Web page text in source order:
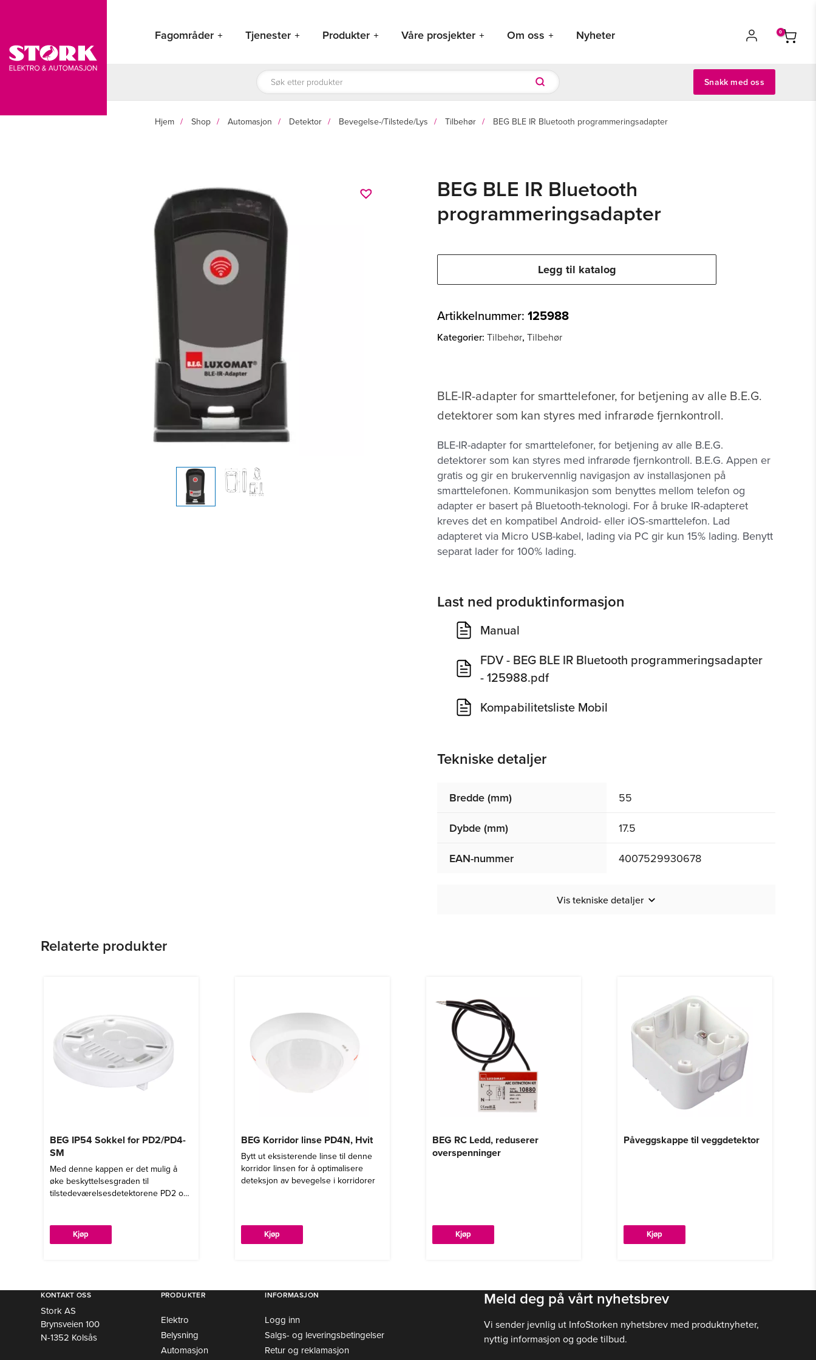
innholdet
Fagområder Tjenester Produkter Våre prosjekter Om oss Nyheter
Products
search Snakk med oss
Hjem Shop Automasjon Detektor Bevegelse-/Tilstede/Lys Tilbehør BEG BLE IR Bluetooth programmeringsadapter
BEG BLE IR Bluetooth
programmeringsadapter
Legg til katalog
Artikkelnummer:125988
Kategorier:Tilbehør,Tilbehør
BLE-IR-adapter for smarttelefoner, for betjening av alle B.E.G.
detektorer som kan styres med infrarøde fjernkontroll.
BLE-IR-adapter for smarttelefoner, for betjening av alle B.E.G.
detektorer som kan styres med infrarøde fjernkontroll. B.E.G. Appen er
gratis og gir en brukervennlig navigasjon av installasjonen på
smarttelefonen. Kommunikasjon som benyttes mellom telefon og
adapter er basert på Bluetooth-teknologi. For å bruke IR-adapteret
kreves det en kompatibel Android- eller iOS-smarttelefon. Lad
adapteret via Micro USB-kabel, lading via PC gir kun 15% lading. Benytt
separat lader for 100% lading.
Last ned produktinformasjon
Manual
FDV - BEG BLE IR Bluetooth programmeringsadapter
- 125988.pdf
Kompabilitetsliste Mobil
Tekniske detaljer
Bredde (mm)
55
Dybde (mm)
17.5
EAN-nummer
4007529930678
Vis tekniske detaljer
Relaterte produkter
BEG IP54 Sokkel for PD2/PD4-
SM
Med denne kappen er det mulig å
øke beskyttelsesgraden til
tilstedeværelsesdetektorene PD2 og
Kjøp
BEG Korridor linse PD4N, Hvit
Bytt ut eksisterende linse til denne
korridor linsen for å optimalisere
deteksjon av bevegelse i korridorer
Kjøp
BEG RC Ledd, reduserer
overspenninger
Kjøp
Påveggskappe til veggdetektor
Kjøp
KONTAKT OSS
Stork AS
Brynsveien 100
N-1352 Kolsås
PRODUKTER
Elektro
Belysning
Automasjon
INFORMASJON
Logg inn
Salgs- og leveringsbetingelser
Retur og reklamasjon
Meld deg på vårt nyhetsbrev
Vi sender jevnlig ut InfoStorken nyhetsbrev med produktnyheter,
nyttig informasjon og gode tilbud.